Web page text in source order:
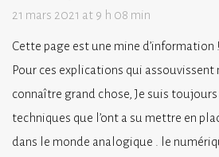
21 mars 2021 at 9 h 08 min
Cette page est une mine d’information
Pour ces explications qui assouvissent
connaître grand chose, Je suis
techniques que l’ont a su mettre en
dans le monde analogique . le